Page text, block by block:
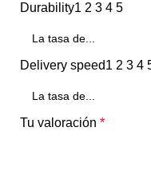
Durability1 2 3 4 5
Delivery speed1 2 3 4
Tu valoración *